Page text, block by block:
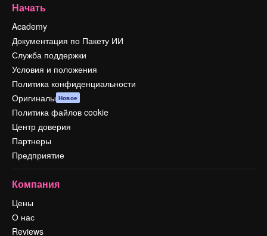
Начать
Academy
Документация по Пакету ИИ
Служба поддержки
Условия и положения
Политика конфиденциальности
Оригиналы Новое
Политика файлов cookie
Центр доверия
Партнеры
Предприятие
Компания
Цены
О нас
Reviews